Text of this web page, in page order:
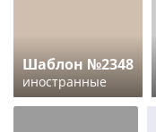
Шаблон №2348
иностранные